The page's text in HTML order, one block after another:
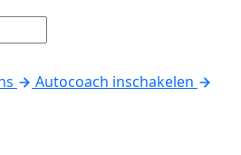
Autocoach inschakelen